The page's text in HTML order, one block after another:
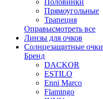
Прямоугольные
Трапеция
Оправысмотреть все
Линзы для очков
Солнцезащитные очки
Бренд
DACKOR
ESTILO
Enni Marco
Flamingo